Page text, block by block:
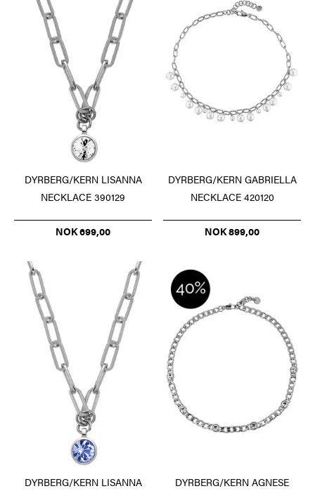
DYRBERG/KERN LISANNA
NECKLACE 390129
NOK 699,00
DYRBERG/KERN GABRIELLA
NECKLACE 420120
NOK 899,00
DYRBERG/KERN LISANNA
DYRBERG/KERN AGNESE